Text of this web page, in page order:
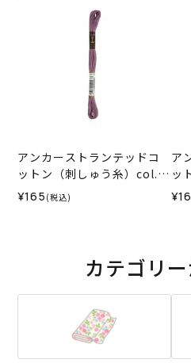
アンカーストランテッドコ
ットン（刺しゅう糸）col.0
871
¥165 (税込)
ア
ッ
カテゴリ